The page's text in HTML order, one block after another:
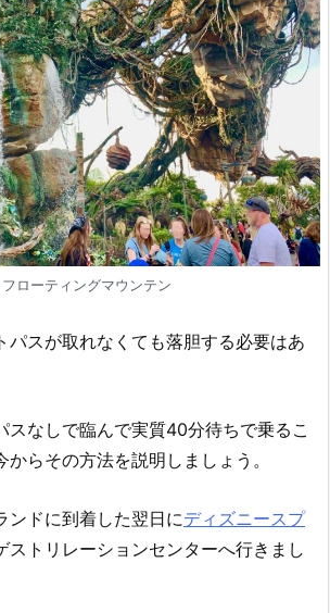
フローティングマウンテン
パスが取れなくても落胆する必要はあ
スなしで臨んで実質40分待ちで乗るこ
からその方法を説明しましょう。
ンドに到着した翌日にディズニースプ
ストリレーションセンターへ行きまし